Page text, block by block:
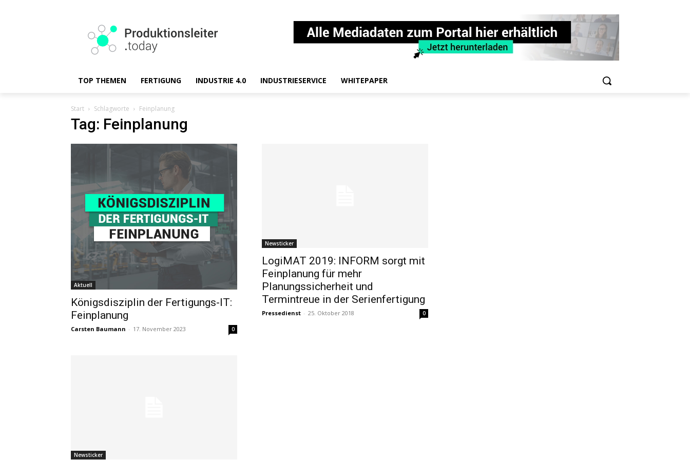
TOP THEMEN FERTIGUNG INDUSTRIE 4.0 INDUSTRIESERVICE WHITEPAPER
Start Schlagworte Feinplanung
Tag: Feinplanung
Aktuell
Königsdisziplin der Fertigungs-IT:
Feinplanung
Carsten Baumann - 17. November 2023 0
Newsticker
LogiMAT 2019: INFORM sorgt mit
Feinplanung für mehr
Planungssicherheit und
Termintreue in der Serienfertigung
Pressedienst - 25. Oktober 2018 0
Newsticker